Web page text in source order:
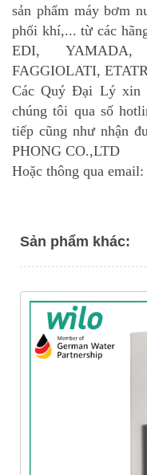
sản phẩm máy bơm
phối khí,... từ các
EDI,
FAGGIOLATI,
Các Quý Đại Lý xin
chúng tôi qua số
tiếp cũng như nhận
PHONG CO.,LTD
Hoặc thông qua email:
Sản phẩm khác: